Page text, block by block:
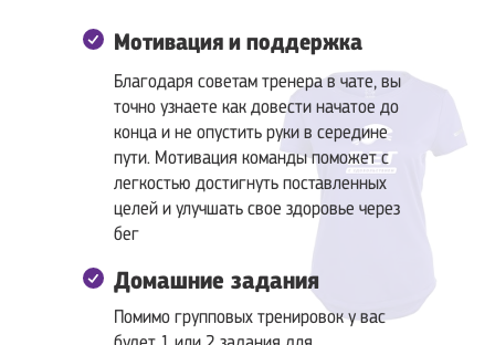
Мотивация и поддержка
Домашние задания
Благодаря советам тренера в чате, вы
точно узнаете как довести начатое до
конца и не опустить руки в середине
пути. Мотивация команды поможет с
легкостью достигнуть поставленных
целей и улучшать свое здоровье через
бег
Помимо групповых тренировок у вас